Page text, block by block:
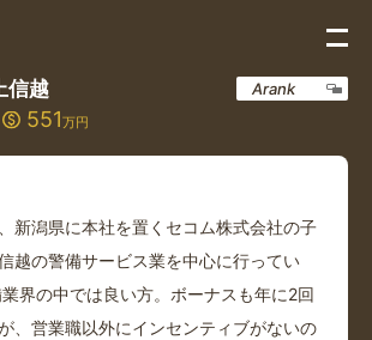
信越
551万円
Arank
新潟県に本社を置くセコム株式会社の子
越の警備サービス業を中心に行ってい
界の中では良い方。ボーナスも年に2回
、営業職以外にインセンティブがないの